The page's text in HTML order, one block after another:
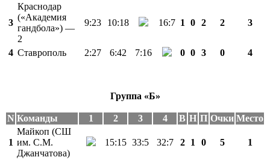
3
Краснодар
(«Академия
гандбола») —
2
9:23 10:18 16:7 1 0 2 2 3
4 Ставрополь 2:27 6:42 7:16 0 0 3 0 4
Группа «Б»
N Команды 1 2 3 4 В Н П Очки Место
1
Майкоп (СШ
им. С.М.
Джанчатова)
15:15 33:5 32:7 2 1 0 5 1